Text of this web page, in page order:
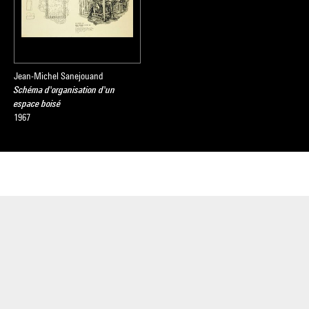
Jean-Michel Sanejouand
Schéma d'organisation d'un
espace boisé
1967